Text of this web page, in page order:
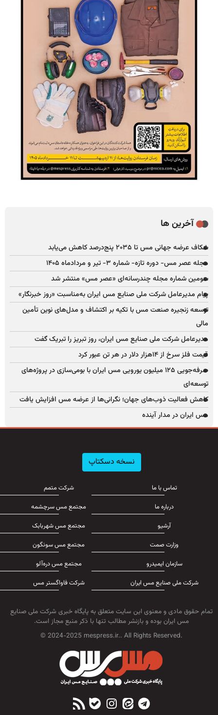
آخرین ها
شکاف عرضه جهانی مس تا ۲۰۳۵ پنج‌درصد کاهش می‌یابد
مجله عصر مس- دوره تازه- شماره ۳- تیر و مردادماه ۱۴۰۵
سومین شماره مجله چندرسانه‌ای «عصر مس» منتشر شد
پیام مدیرعامل شرکت ملی صنایع مس ایران به‌مناسبت «روز خبرنگار»
توسعه زنجیره صنعت مس با تکیه بر اکتشاف و مدل‌های نوین تأمین
مالی
مدیرعامل شرکت ملی صنایع مس ایران، روز تبریز را تبریک گفت
قیمت فلز سرخ از ۱۴هزار دلار در هر تن عبور کرد
صرفه‌جویی ۱۲۵ میلیون یورویی مس ایران با بومی‌سازی در پروژه‌های
توسعه‌ای
کاهش فعالیت ذوب‌های جهان؛ نگرانی‌ها از عرضه مس افزایش یافت
مس ایران در مدار آینده
نسخه دسکتاپ
تماس با ما
درباره ما
آرشیو
وزارت صمت
سازمان ایمیدرو
شرکت ملی صنایع مس ایران
شرکت متمم
مجتمع مس سرچشمه
مجتمع مس شهربابک
مجتمع مس سونگون
مجتمع مس دره‌آلو
شرکت فاواگستر مس
تمام حقوق مادی و معنوی این سایت متعلق به پایگاه خبری شرکت ملی صنایع
مس ایران بوده و بازنشر مطالب تنها با ذکر منبع مجاز است.
© 2024-2025 mespress.ir.. All Rights Reserved.